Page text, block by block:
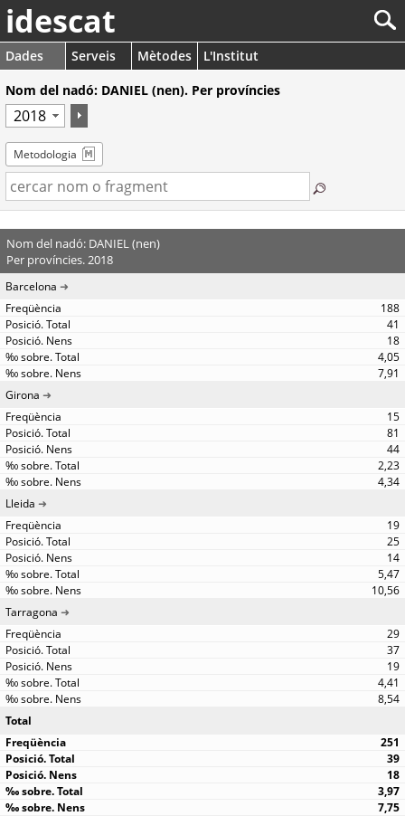
idescat
Dades Serveis Mètodes
L'Institut
Nom del nadó: DANIEL (nen). Per províncies
Metodologia
Nom del nadó: DANIEL (nen)
Per províncies. 2018
Barcelona
188
41
18
4,05
7,91
Girona
15
81
44
2,23
4,34
Lleida
19
25
14
5,47
10,56
Tarragona
29
37
19
4,41
8,54
Total
251
39
18
3,97
7,75